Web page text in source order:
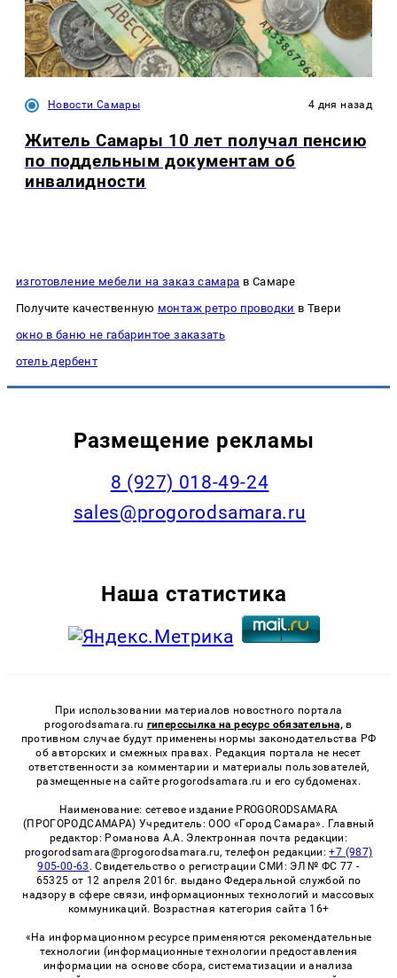
Новости Самары 4 дня назад
Житель Самары 10 лет получал пенсию
по поддельным документам об
инвалидности
изготовление мебели на заказ самара в Самаре
Получите качественную монтаж ретро проводки в Твери
окно в баню не габаринтое заказать
отель дербент
Размещение рекламы
8 (927) 018-49-24
sales@progorodsamara.ru
Наша статистика
При использовании материалов новостного портала
progorodsamara.ru гиперссылка на ресурс обязательна, в
противном случае будут применены нормы законодательства РФ
об авторских и смежных правах. Редакция портала не несет
ответственности за комментарии и материалы пользователей,
размещенные на сайте progorodsamara.ru и его субдоменах.
Наименование: сетевое издание PROGORODSAMARA
(ПРОГОРОДСАМАРА) Учредитель: ООО «Город Самара». Главный
редактор: Романова А.А. Электронная почта редакции:
progorodsamara@progorodsamara.ru, телефон редакции:+7 (987)
905-00-63 . Свидетельство о регистрации СМИ: ЭЛ № ФС 77 -
65325 от 12 апреля 2016г. выдано Федеральной службой по
надзору в сфере связи, информационных технологий и массовых
коммуникаций. Возрастная категория сайта 16+
«На информационном ресурсе применяются рекомендательные
технологии (информационные технологии предоставления
информации на основе сбора, систематизации и анализа